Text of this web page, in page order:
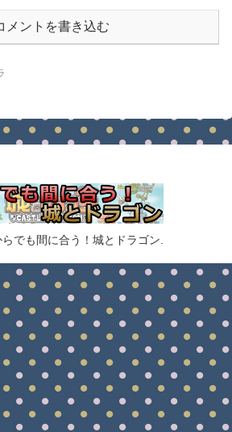
メントを書き込む
でも間に合う！城とドラゴン.